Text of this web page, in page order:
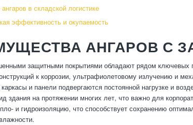
в складской логистике
эффективность и окупаемость
АНГАРОВ С
защитными покрытиями обладают рядом ключевых
к коррозии, ультрафиолетовому излучению и
и панели подвергаются постоянной нагрузке и
здания на протяжении многих лет, что важно для
и гидроизоляцию, что способствует сохранению